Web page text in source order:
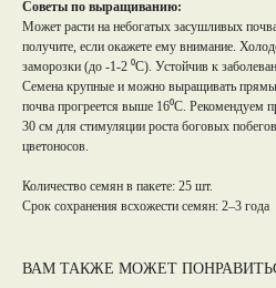
Советы по выращиванию:
Может расти на небогатых засушливых
получите, если окажете ему внимание.
заморозки (до -1-2 ⁰С). Устойчив к
Семена крупные и можно выращивать
почва прогреется выше 16⁰С. Рекомендуем
30 см для стимуляции роста боговых
цветоносов.
Количество семян в пакете: 25 шт.
Срок сохранения всхожести семян: 2–3 года
ВАМ ТАКЖЕ МОЖЕТ